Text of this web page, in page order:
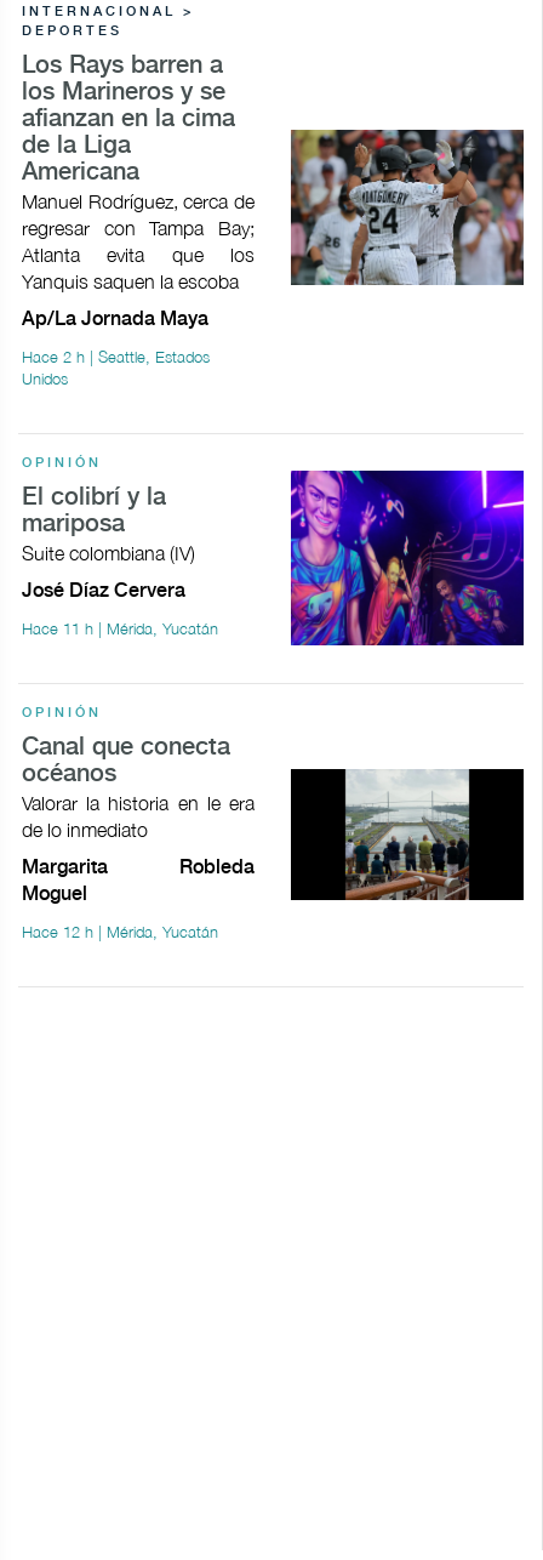
INTERNACIONAL >
DEPORTES
Los Rays barren a
los Marineros y se
afianzan en la cima
de la Liga
Americana
Manuel Rodríguez, cerca de
regresar con Tampa Bay;
Atlanta evita que los
Yanquis saquen la escoba
Ap/La Jornada Maya
Hace 2 h | Seattle, Estados
Unidos
OPINIÓN
El colibrí y la
mariposa
Suite colombiana (IV)
José Díaz Cervera
Hace 11 h | Mérida, Yucatán
OPINIÓN
Canal que conecta
océanos
Valorar la historia en le era
de lo inmediato
Margarita Robleda
Moguel
Hace 12 h | Mérida, Yucatán